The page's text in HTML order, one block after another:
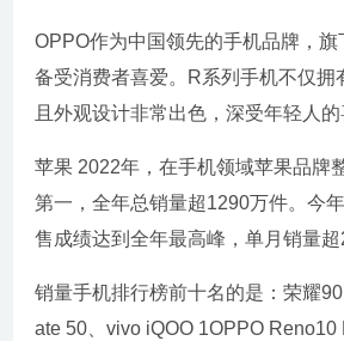
OPPO作为中国领先的手机品牌，
备受消费者喜爱。R系列手机不仅拥
且外观设计非常出色，深受年轻人的
苹果 2022年，在手机领域苹果品牌
第一，全年总销量超1290万件。今
售成绩达到全年最高峰，单月销量超
销量手机排行榜前十名的是：荣耀
ate 50、vivo iQOO 1OPPO Reno10